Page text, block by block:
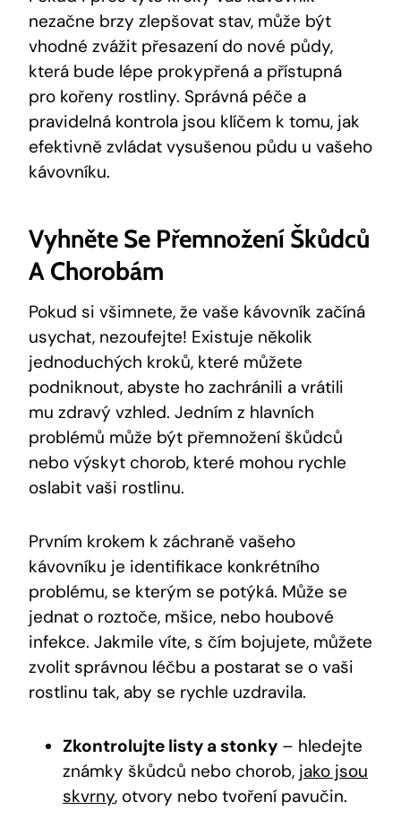
nezačne brzy zlepšovat stav, může být
vhodné zvážit přesazení do nové půdy,
která bude lépe prokypřená a přístupná
pro kořeny rostliny. Správná péče a
pravidelná kontrola jsou klíčem k tomu, jak
efektivně zvládat vysušenou půdu u vašeho
kávovníku.
Vyhněte Se Přemnožení Škůdců
A Chorobám
Pokud si všimnete, že vaše kávovník začíná
usychat, nezoufejte! Existuje několik
jednoduchých kroků, které můžete
podniknout, abyste ho zachránili a vrátili
mu zdravý vzhled. Jedním z hlavních
problémů může být přemnožení škůdců
nebo výskyt chorob, které mohou rychle
oslabit vaši rostlinu.
Prvním krokem k záchraně vašeho
kávovníku je identifikace konkrétního
problému, se kterým se potýká. Může se
jednat o roztoče, mšice, nebo houbové
infekce. Jakmile víte, s čím bojujete, můžete
zvolit správnou léčbu a postarat se o vaši
rostlinu tak, aby se rychle uzdravila.
Zkontrolujte listy a stonky – hledejte
známky škůdců nebo chorob, jako jsou
skvrny, otvory nebo tvoření pavučin.